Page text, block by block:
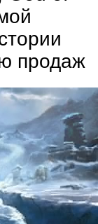
продаж